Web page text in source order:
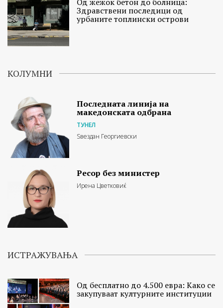
Здравствени последици од
урбаните топлински острови
КОЛУМНИ
Последната линија на
македонската одбрана
ТУНЕЛ
Ѕвездан Георгиевски
Ресор без министер
Ирена Цветковиќ
ИСТРАЖУВАЊА
Од бесплатно до 4.500 евра: Како се
закупуваат културните институции